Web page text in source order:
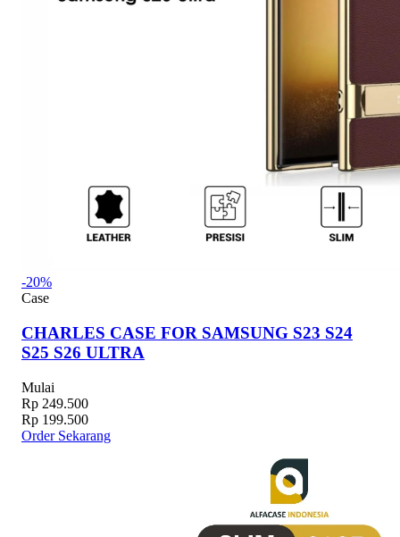
-20%
Case
CHARLES CASE FOR SAMSUNG S23 S24
S25 S26 ULTRA
Mulai
Rp 249.500
Rp 199.500
Order Sekarang